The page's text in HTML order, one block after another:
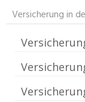
Versicherung in